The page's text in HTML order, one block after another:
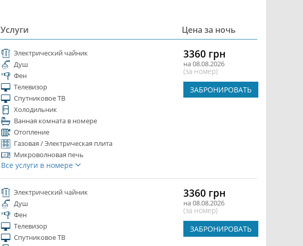
Услуги Цена за ночь
Электрический чайник
Душ
Фен
Телевизор
Спутниковое ТВ
Холодильник
Ванная комната в номере
Отопление
Газовая / Электрическая плита
Микроволновая печь
Все услуги в номере
3360 грн
на 08.08.2026
(за номер)
ЗАБРОНИРОВАТЬ
Электрический чайник
Душ
Фен
Телевизор
Спутниковое ТВ
3360 грн
на 08.08.2026
(за номер)
ЗАБРОНИРОВАТЬ